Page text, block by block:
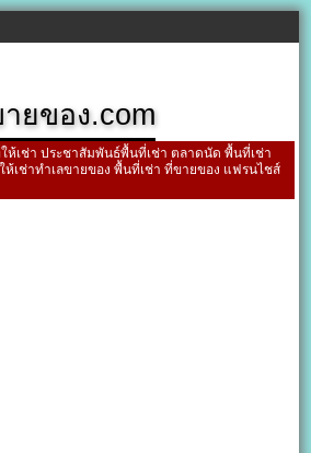
ยของ.com
ห้เช่า ประชาสัมพันธ์พื้นที่เช่า ตลาดนัด พื้นที่เช่า
เช่าทำเลขายของ พื้นที่เช่า ที่ขายของ แฟรนไชส์